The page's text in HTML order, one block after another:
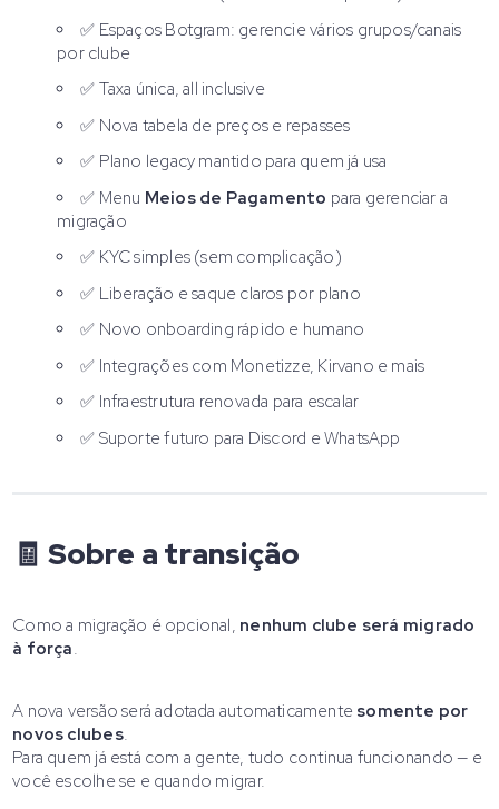
✅ Espaços Botgram: gerencie vários grupos/canais
por clube
✅ Taxa única, all inclusive
✅ Nova tabela de preços e repasses
✅ Plano legacy mantido para quem já usa
✅ Menu Meios de Pagamento para gerenciar a
migração
✅ KYC simples (sem complicação)
✅ Liberação e saque claros por plano
✅ Novo onboarding rápido e humano
✅ Integrações com Monetizze, Kirvano e mais
✅ Infraestrutura renovada para escalar
✅ Suporte futuro para Discord e WhatsApp
🧾 Sobre a transição
Como a migração é opcional, nenhum clube será migrado
à força.
A nova versão será adotada automaticamente somente por
novos clubes.
Para quem já está com a gente, tudo continua funcionando — e
você escolhe se e quando migrar.